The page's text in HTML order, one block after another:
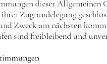
dieser
Zugrundelegung
Zweck am nächsten
sind freibleibend und